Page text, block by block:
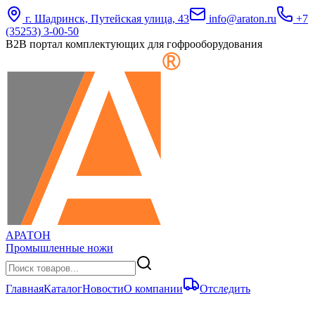
г. Шадринск, Путейская улица, 43 info@araton.ru
+7
(35253) 3-00-50
B2B портал комплектующих для гофрооборудования
АРАТОН
Промышленные ножи
ГлавнаяКаталогНовостиО компании Отследить